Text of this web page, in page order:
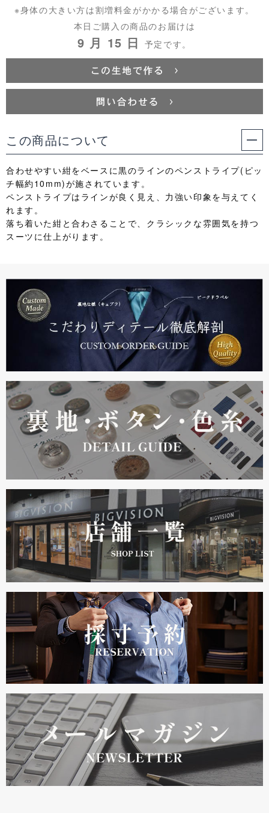
※身体の大きい方は割増料金がかかる場合がございます。
本日ご購入の商品のお届けは
9 月 15 日 予定です。
この商品について
合わせやすい紺をベースに黒のラインのペンストライプ(ピッ
チ幅約10mm)が施されています。
ペンストライプはラインが良く見え、力強い印象を与えてく
れます。
落ち着いた紺と合わさることで、クラシックな雰囲気を持つ
スーツに仕上がります。